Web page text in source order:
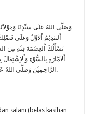
وَصَلَّى اللهُ عَلَى سَيِّدِنَا
اْلقَدِيْمُ اْلاَوَّلُ وَعَلَى
نَسْأَلُكَ اْلعِصْمَةَ فِيْهِ مِنَ
اْلاَمَّارَةِ بِالسُّوْءِ
الرَّاحِمِيْنَ وَصَلَّى اللهُ عَلَى سَيِّدِنَا وَمَوْلاَنَا مُحَمَّدٍ وَعَلَى آلِهِ وَاَصْحَابِهِ وَسَلَّمَ.
salam (belas kasihan